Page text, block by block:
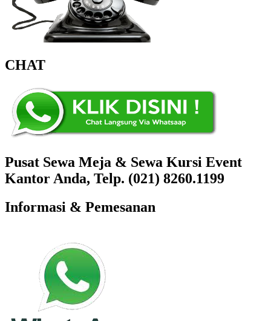
CHAT
Pusat Sewa Meja & Sewa Kursi Event
Kantor Anda, Telp. (021) 8260.1199
Informasi & Pemesanan